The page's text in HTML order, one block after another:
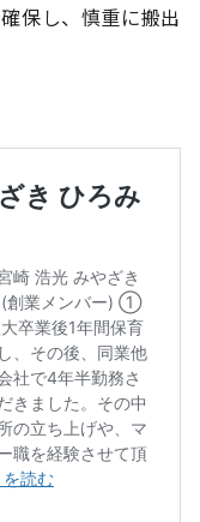
保し、慎重に搬出